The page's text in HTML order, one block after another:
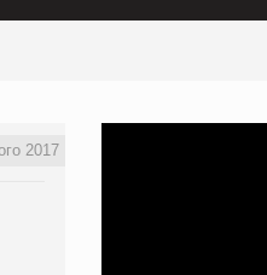
2017